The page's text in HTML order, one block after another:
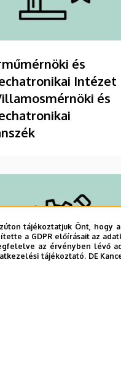
és
Intézet
és
tájékoztatjuk Önt, hogy
a GDPR előírásait az
az érvényben lévő
tájékoztató. DE